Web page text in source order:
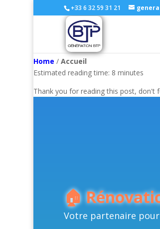
+33 6 32 59 31 21
Home /Accueil
Estimated reading time: 8 minutes
Thank you for reading this post, don't
🏠
Votre partenaire